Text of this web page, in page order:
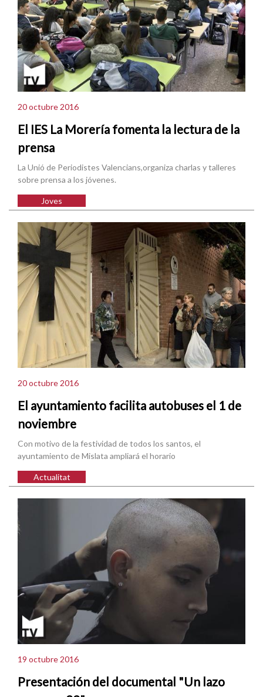
20 octubre 2016
El IES La Morería fomenta la lectura de la
prensa
La Unió de Periodistes Valencians,organiza charlas y talleres
sobre prensa a los jóvenes.
Joves
20 octubre 2016
El ayuntamiento facilita autobuses el 1 de
noviembre
Con motivo de la festividad de todos los santos, el
ayuntamiento de Mislata ampliará el horario
Actualitat
19 octubre 2016
Presentación del documental "Un lazo